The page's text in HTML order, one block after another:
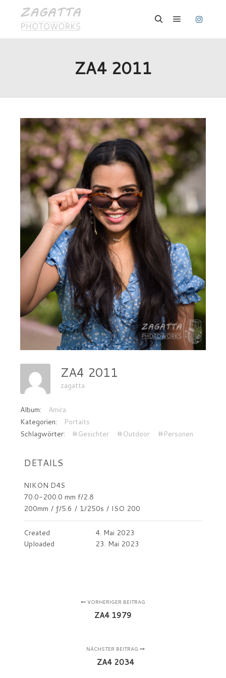
ZA4 2011
ZA4 2011
zagatta
Album:
Amira
Kategorien:
Portaits
Schlagwörter:
#Gesichter #Outdoor #Personen
DETAILS
NIKON D4S
70.0-200.0 mm f/2.8
200mm / ƒ/5.6 / 1/250s / ISO 200
Created
4. Mai 2023
Uploaded
23. Mai 2023
VORHERIGER BEITRAG
ZA4 1979
NÄCHSTER BEITRAG
ZA4 2034